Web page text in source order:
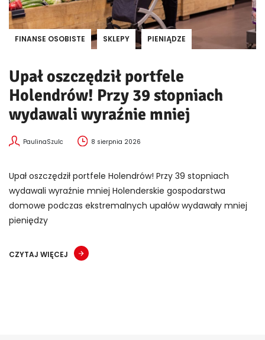
FINANSE OSOBISTE SKLEPY PIENIĄDZE
Upał oszczędził portfele
Holendrów! Przy 39 stopniach
wydawali wyraźnie mniej
PaulinaSzulc 8 sierpnia 2026
Upał oszczędził portfele Holendrów! Przy 39 stopniach
wydawali wyraźnie mniej Holenderskie gospodarstwa
domowe podczas ekstremalnych upałów wydawały mniej
pieniędzy
CZYTAJ WIĘCEJ